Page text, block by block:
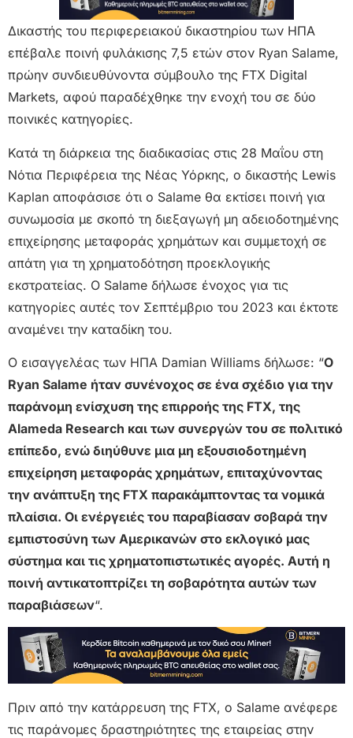
Δικαστής του περιφερειακού δικαστηρίου των ΗΠΑ
επέβαλε ποινή φυλάκισης 7,5 ετών στον Ryan Salame,
πρώην συνδιευθύνοντα σύμβουλο της FTX Digital
Markets, αφού παραδέχθηκε την ενοχή του σε δύο
ποινικές κατηγορίες.
Κατά τη διάρκεια της διαδικασίας στις 28 Μαΐου στη
Νότια Περιφέρεια της Νέας Υόρκης, ο δικαστής Lewis
Kaplan αποφάσισε ότι ο Salame θα εκτίσει ποινή για
συνωμοσία με σκοπό τη διεξαγωγή μη αδειοδοτημένης
επιχείρησης μεταφοράς χρημάτων και συμμετοχή σε
απάτη για τη χρηματοδότηση προεκλογικής
εκστρατείας. Ο Salame δήλωσε ένοχος για τις
κατηγορίες αυτές τον Σεπτέμβριο του 2023 και έκτοτε
αναμένει την καταδίκη του.
Ο εισαγγελέας των ΗΠΑ Damian Williams δήλωσε: “Ο
Ryan Salame ήταν συνένοχος σε ένα σχέδιο για την
παράνομη ενίσχυση της επιρροής της FTX, της
Alameda Research και των συνεργών του σε πολιτικό
επίπεδο, ενώ διηύθυνε μια μη εξουσιοδοτημένη
επιχείρηση μεταφοράς χρημάτων, επιταχύνοντας
την ανάπτυξη της FTX παρακάμπτοντας τα νομικά
πλαίσια. Οι ενέργειές του παραβίασαν σοβαρά την
εμπιστοσύνη των Αμερικανών στο εκλογικό μας
σύστημα και τις χρηματοπιστωτικές αγορές. Αυτή η
ποινή αντικατοπτρίζει τη σοβαρότητα αυτών των
παραβιάσεων“.
Πριν από την κατάρρευση της FTX, ο Salame ανέφερε
τις παράνομες δραστηριότητες της εταιρείας στην